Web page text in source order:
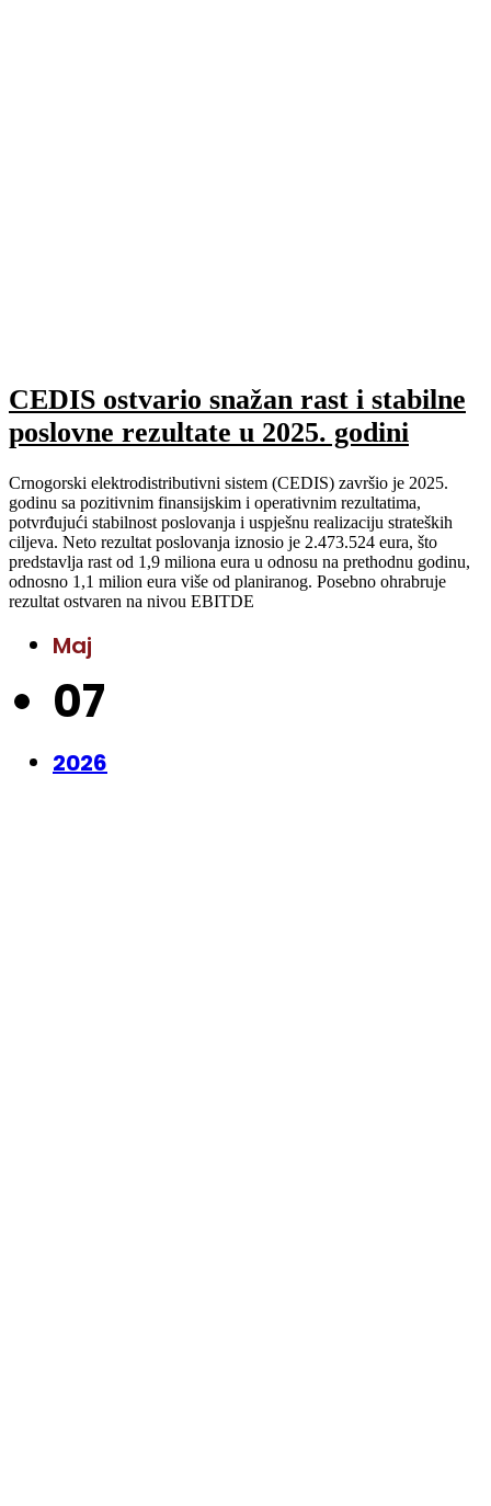
CEDIS ostvario snažan rast i stabilne
poslovne rezultate u 2025. godini
Crnogorski elektrodistributivni sistem (CEDIS) završio je 2025.
godinu sa pozitivnim finansijskim i operativnim rezultatima,
potvrđujući stabilnost poslovanja i uspješnu realizaciju strateških
ciljeva. Neto rezultat poslovanja iznosio je 2.473.524 eura, što
predstavlja rast od 1,9 miliona eura u odnosu na prethodnu godinu,
odnosno 1,1 milion eura više od planiranog. Posebno ohrabruje
rezultat ostvaren na nivou EBITDE
Maj
07
2026